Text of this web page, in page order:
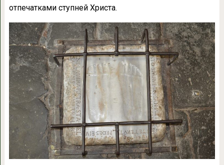
отпечатками ступней Христа.